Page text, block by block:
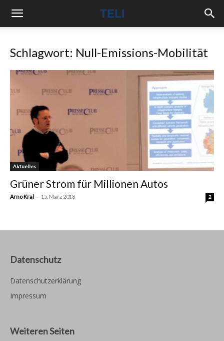
Schlagwort: Null-Emissions-Mobilität
Aktuelles
Grüner Strom für Millionen Autos
Arno Kral - 15. März 2018 2
Datenschutz
Datenschutzerklärung
Impressum
Weiteren Seiten